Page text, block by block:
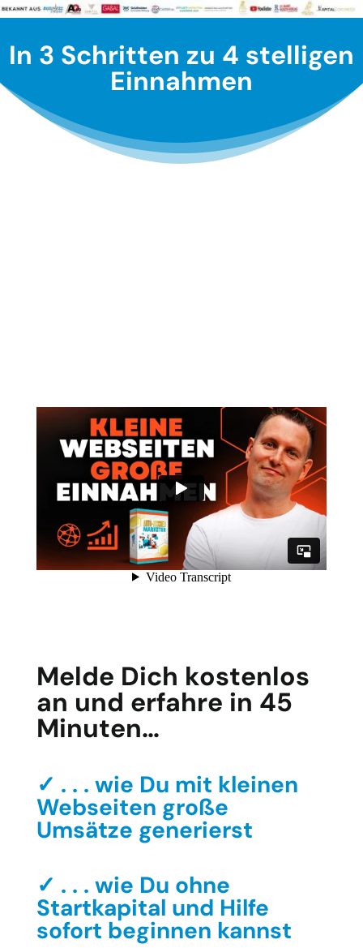
In 3 Schritten zu 4 stelligen
Einnahmen
Melde Dich kostenlos
an und erfahre in 45
Minuten…
✓ . . . wie Du mit kleinen
Webseiten große
Umsätze generierst
✓ . . . wie Du ohne
Startkapital und Hilfe
sofort beginnen kannst